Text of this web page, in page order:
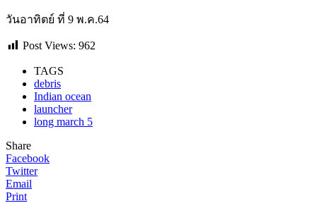
วันอาทิตย์ ที่ 9 พ.ค.64
Post Views: 962
TAGS
debris
Indian ocean
launcher
long march 5
Share
Facebook
Twitter
Email
Print